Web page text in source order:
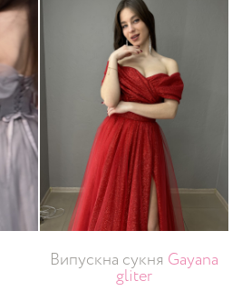
Випускна сукня Gayana
gliter